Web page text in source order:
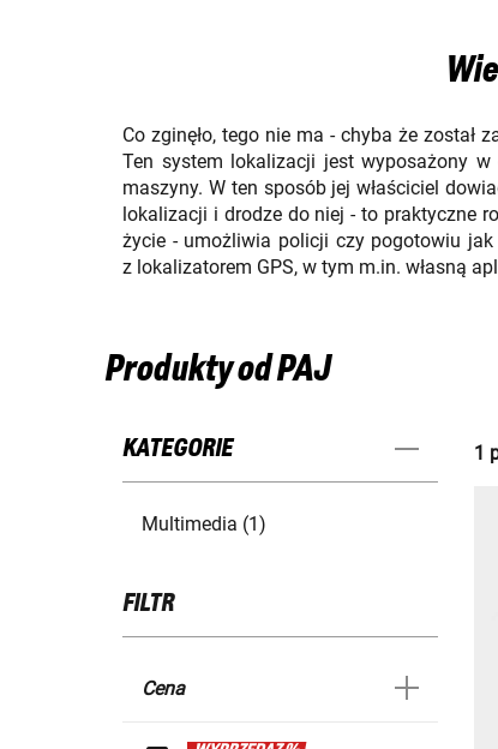
Co zginęło, tego nie ma - chyba że
Ten system lokalizacji jest wyposażony
maszyny. W ten sposób jej właściciel
lokalizacji i drodze do niej - to praktyczne
życie - umożliwia policji czy pogotowiu
z lokalizatorem GPS, w tym m.in. własną
Produkty od PAJ
KATEGORIE
Multimedia (1)
FILTR
Cena
1